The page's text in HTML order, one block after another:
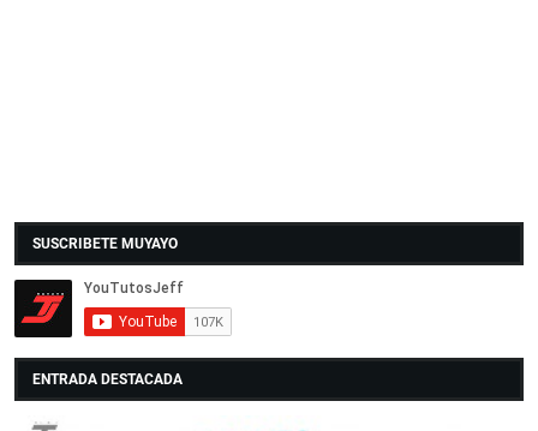
SUSCRIBETE MUYAYO
ENTRADA DESTACADA